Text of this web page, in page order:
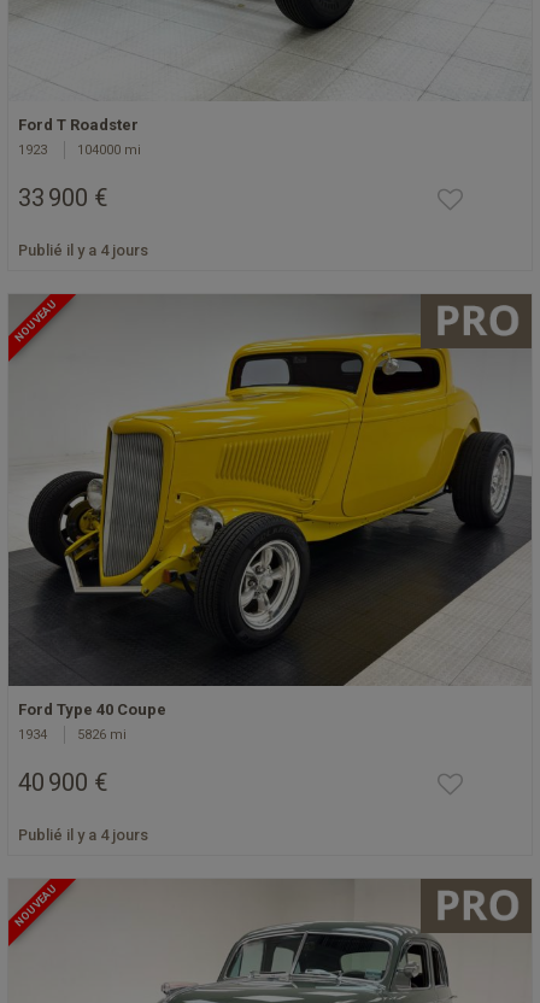
Ford T Roadster
1923 104000 mi
33 900 €
Publié il y a 4 jours
NOUVEAU
Ford Type 40 Coupe
1934 5826 mi
40 900 €
Publié il y a 4 jours
NOUVEAU